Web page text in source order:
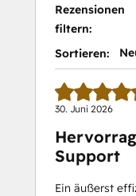
Rezensionen
filtern:
Sortieren:
30. Juni 2026
Support
Ein äußerst